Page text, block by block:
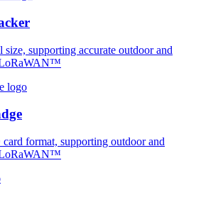
supporting accurate outdoor and
LoRaWAN™
format, supporting outdoor and
LoRaWAN™